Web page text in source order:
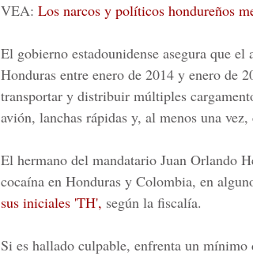
VEA: Los narcos y políticos hondureños
El gobierno estadounidense asegura que
Honduras entre enero de 2014 y enero de
transportar y distribuir múltiples
avión, lanchas rápidas y, al menos una
El hermano del mandatario Juan Orlando
cocaína en Honduras y Colombia, en
sus iniciales 'TH', según la fiscalía.
Si es hallado culpable, enfrenta un